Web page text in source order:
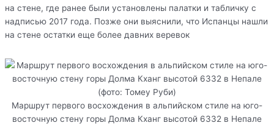
на стене, где ранее были установлены палатки и табличку с
надписью 2017 года. Позже они выяснили, что Испанцы нашли
на стене остатки еще более давних веревок
Маршрут первого восхождения в альпийском стиле на юго-
восточную стену горы Долма Кханг высотой 6332 в Непале